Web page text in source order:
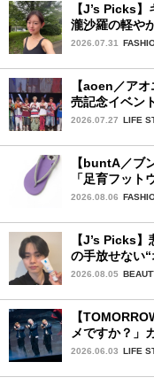
【J’s Picks
瀧沙羅の軽や
ィーン〉
2026.07.31
【aoen／ア
売記念イベン
新たなハジマ
2026.07.27 LIFE
【buntA／ブ
「足育フッ
中！
2026.08.06
【J’s Picks
の手放せない
ファッション
2026.08.05
【
メですか？」
CON IN
2026.06.03 LIFE